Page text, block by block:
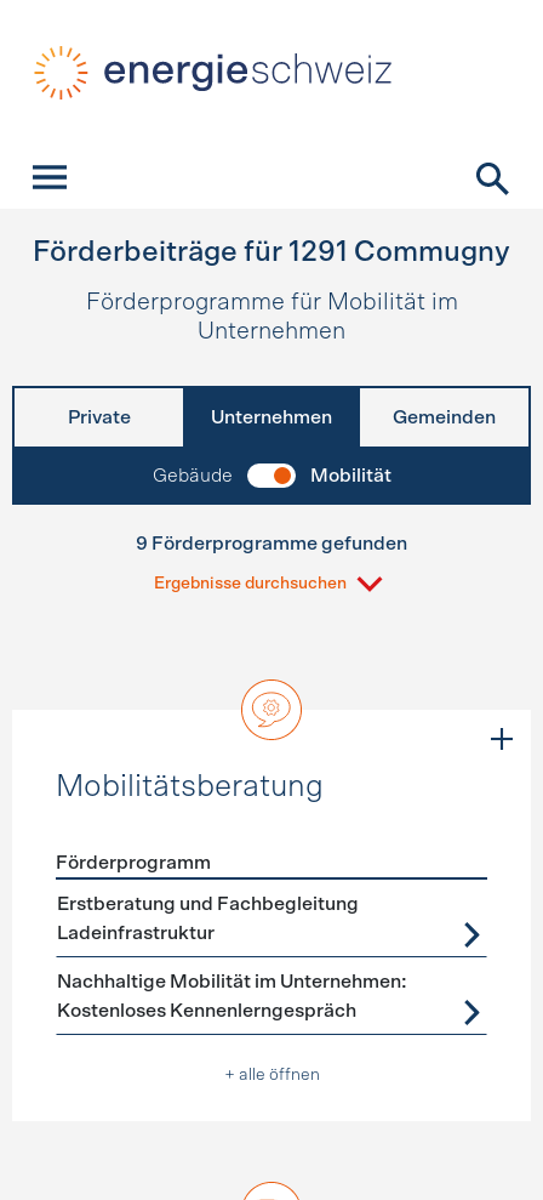
Förderbeiträge für 1291 Commugny
Förderprogramme für Mobilität im
Unternehmen
Private Unternehmen Gemeinden
Gebäude Mobilität
9 Förderprogramme gefunden
Ergebnisse durchsuchen
Mobilitätsberatung
Förderprogramme Mobilitätsberatung
Förderprogramm
Erstberatung und Fachbegleitung
Ladeinfrastruktur
Nachhaltige Mobilität im Unternehmen:
Kostenloses Kennenlerngespräch
+ alle öffnen